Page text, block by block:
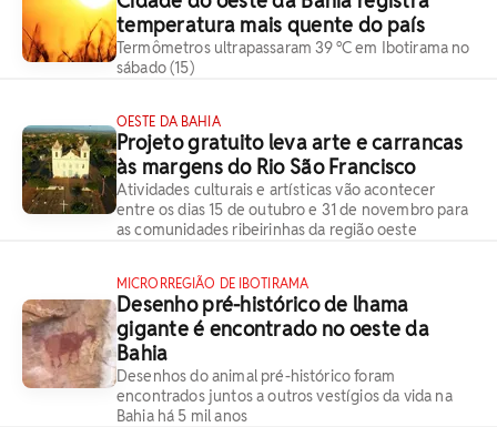
temperatura mais quente do país
Termômetros ultrapassaram 39 °C em Ibotirama no
sábado (15)
OESTE DA BAHIA
Projeto gratuito leva arte e carrancas
às margens do Rio São Francisco
Atividades culturais e artísticas vão acontecer
entre os dias 15 de outubro e 31 de novembro para
as comunidades ribeirinhas da região oeste
MICRORREGIÃO DE IBOTIRAMA
Desenho pré-histórico de lhama
gigante é encontrado no oeste da
Bahia
Desenhos do animal pré-histórico foram
encontrados juntos a outros vestígios da vida na
Bahia há 5 mil anos